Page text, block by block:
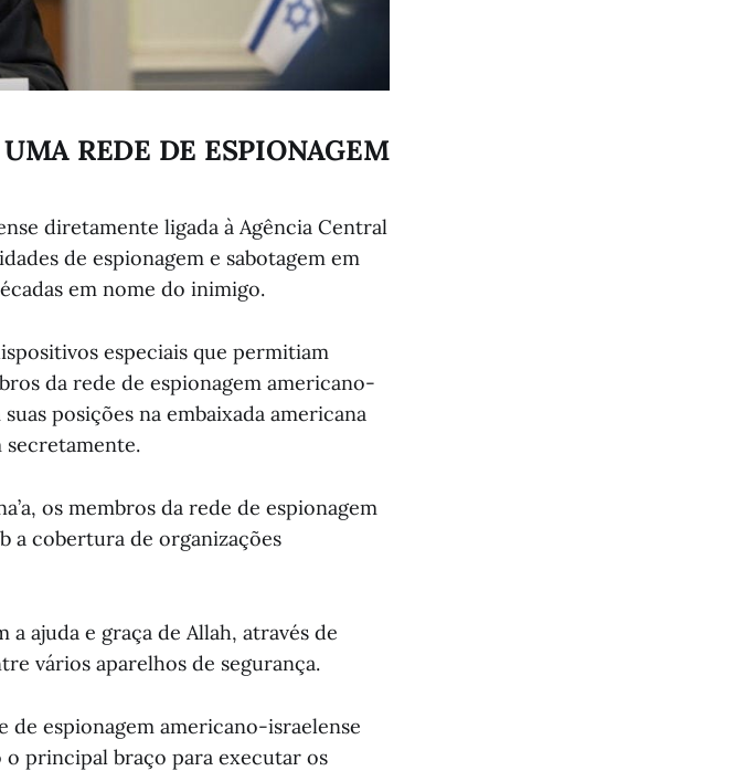
REDE DE ESPIONAGEM
diretamente ligada à Agência Central
de espionagem e sabotagem em
em nome do inimigo.
especiais que permitiam
da rede de espionagem americano-
posições na embaixada americana
secretamente.
os membros da rede de espionagem
a cobertura de organizações
ajuda e graça de Allah, através de
vários aparelhos de segurança.
de espionagem americano-israelense
o principal braço para executar os